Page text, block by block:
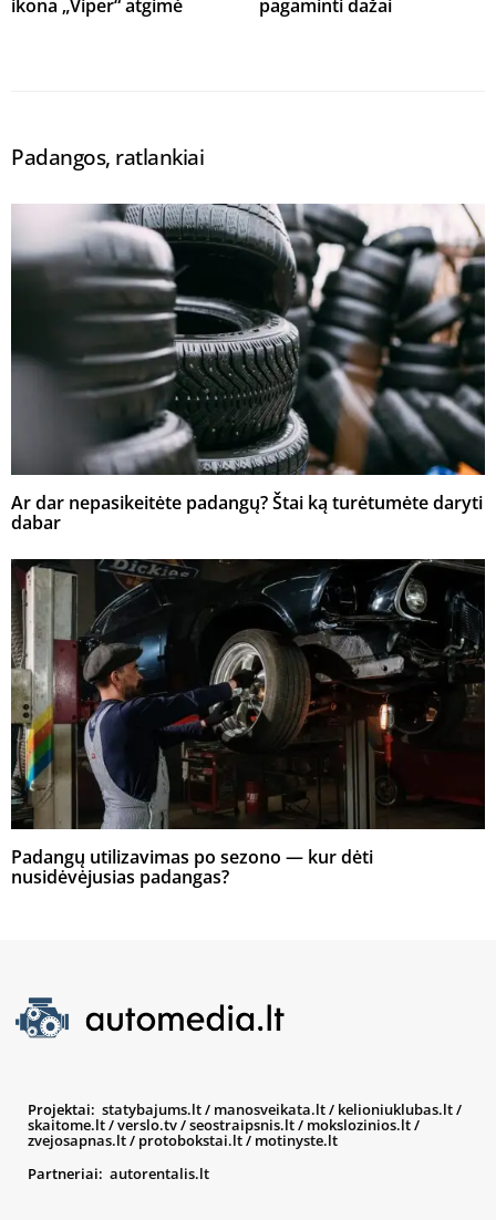
ikona „Viper“ atgimė
pagaminti dažai
Padangos, ratlankiai
Ar dar nepasikeitėte padangų? Štai ką turėtumėte daryti
dabar
Padangų utilizavimas po sezono — kur dėti
nusidėvėjusias padangas?
Projektai: statybajums.lt/ manosveikata.lt/ kelioniuklubas.lt/
skaitome.lt/verslo.tv/seostraipsnis.lt/ mokslozinios.lt/
zvejosapnas.lt/ protobokstai.lt/ motinyste.lt
Partneriai: autorentalis.lt